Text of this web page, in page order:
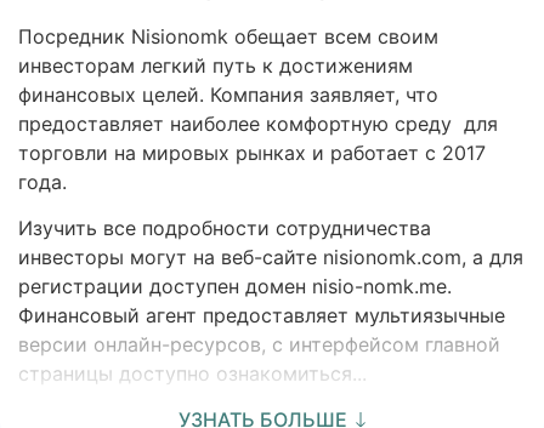
Посредник Nisionomk обещает всем своим
инвесторам легкий путь к достижениям
финансовых целей. Компания заявляет, что
предоставляет наиболее комфортную среду для
торговли на мировых рынках и работает с 2017
года.
Изучить все подробности сотрудничества
инвесторы могут на веб-сайте nisionomk.com, а для
регистрации доступен домен nisio-nomk.me.
Финансовый агент предоставляет мультиязычные
версии онлайн-ресурсов, с интерфейсом главной
страницы доступно ознакомиться...
УЗНАТЬ БОЛЬШЕ